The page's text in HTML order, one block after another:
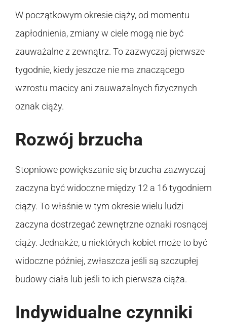
W początkowym okresie ciąży, od momentu
zapłodnienia, zmiany w ciele mogą nie być
zauważalne z zewnątrz. To zazwyczaj pierwsze
tygodnie, kiedy jeszcze nie ma znaczącego
wzrostu macicy ani zauważalnych fizycznych
oznak ciąży.
Rozwój brzucha
Stopniowe powiększanie się brzucha zazwyczaj
zaczyna być widoczne między 12 a 16 tygodniem
ciąży. To właśnie w tym okresie wielu ludzi
zaczyna dostrzegać zewnętrzne oznaki rosnącej
ciąży. Jednakże, u niektórych kobiet może to być
widoczne później, zwłaszcza jeśli są szczupłej
budowy ciała lub jeśli to ich pierwsza ciąża.
Indywidualne czynniki